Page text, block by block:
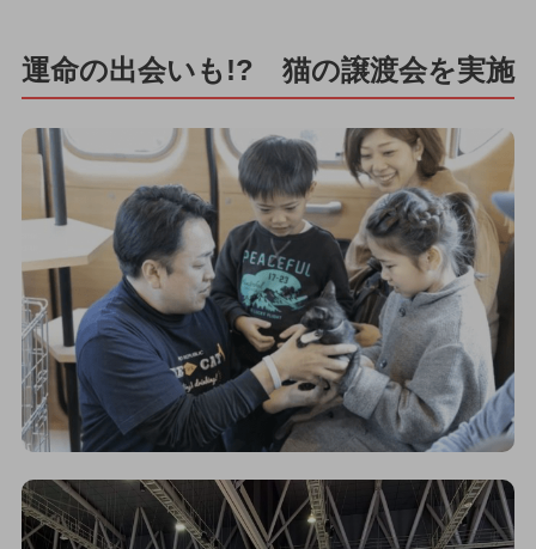
運命の出会いも!? 猫の譲渡会を実施